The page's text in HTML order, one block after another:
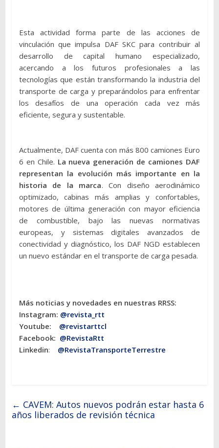
Esta actividad forma parte de las acciones de
vinculación que impulsa DAF SKC para contribuir al
desarrollo de capital humano especializado,
acercando a los futuros profesionales a las
tecnologías que están transformando la industria del
transporte de carga y preparándolos para enfrentar
los desafíos de una operación cada vez más
eficiente, segura y sustentable.
Actualmente, DAF cuenta con más 800 camiones Euro
6 en Chile. La nueva generación de camiones DAF
representan la evolución más importante en la
historia de la marca. Con diseño aerodinámico
optimizado, cabinas más amplias y confortables,
motores de última generación con mayor eficiencia
de combustible, bajo las nuevas normativas
europeas, y sistemas digitales avanzados de
conectividad y diagnóstico, los DAF NGD establecen
un nuevo estándar en el transporte de carga pesada.
Más noticias y novedades en nuestras RRSS:
Instagram: @revista_rtt
Youtube: @revistarttcl
Facebook: @RevistaRtt
Linkedin: @RevistaTransporteTerrestre
← CAVEM: Autos nuevos podrán estar hasta 6
años liberados de revisión técnica